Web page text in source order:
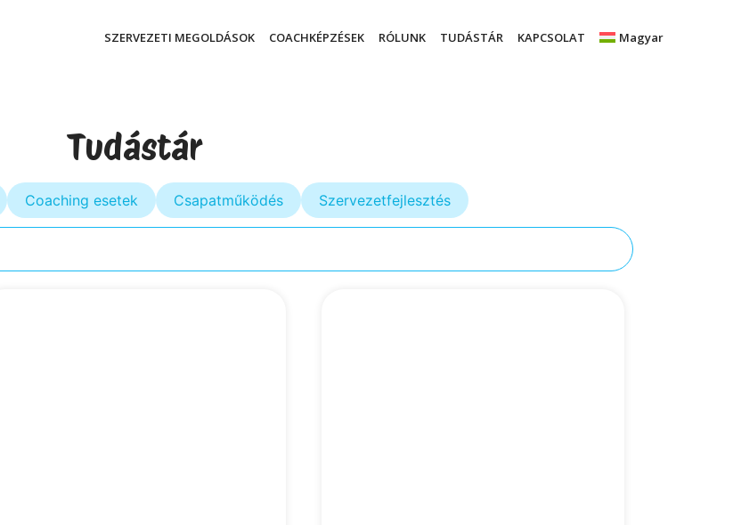
SZERVEZETI MEGOLDÁSOK COACHKÉPZÉSEK RÓLUNK TUDÁSTÁR KAPCSOLAT Magyar
Tudástár
Coaching esetek Csapatműködés Szervezetfejlesztés